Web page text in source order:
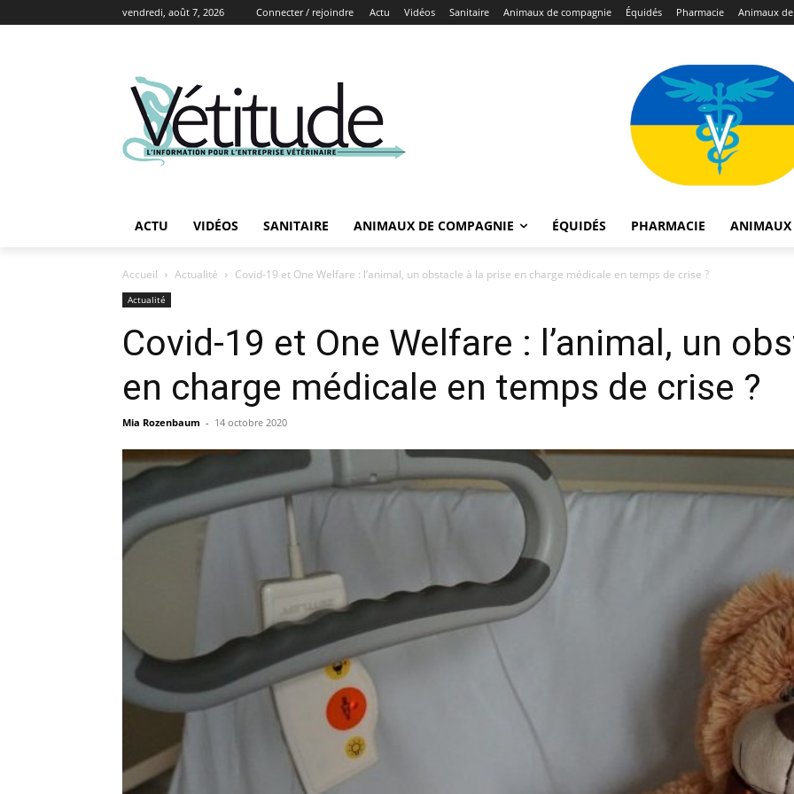
vendredi, août 7, 2026 Connecter / rejoindre Actu Vidéos Sanitaire Animaux de compagnie Équidés Pharmacie Animaux
ACTU VIDÉOS SANITAIRE ANIMAUX DE COMPAGNIE ÉQUIDÉS PHARMACIE ANIMAUX
Accueil Actualité Covid-19 et One Welfare : l’animal, un obstacle à la prise en charge médicale en temps de crise ?
Actualité
Covid-19 et One Welfare : l’animal, un
en charge médicale en temps de crise ?
Mia Rozenbaum - 14 octobre 2020